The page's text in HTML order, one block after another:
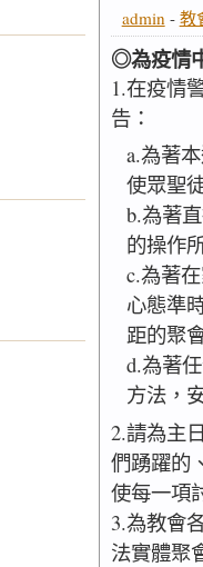
admin- 教
◎為疫情
1.在疫情
告：
a.為著
使眾聖
b.為著
的操作
c.為著
心態準
距的聚
d.為著
方法，
2.請為主
們踴躍的
使每一項
3.為教會
法實體聚